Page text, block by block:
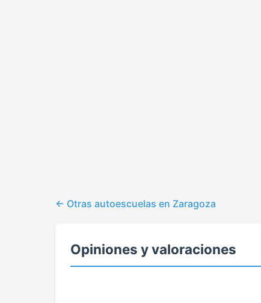
Otras autoescuelas en Zaragoza
Opiniones y valoraciones